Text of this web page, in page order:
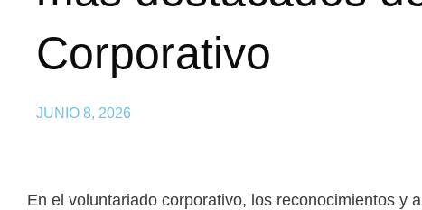
Corporativo
JUNIO 8, 2026
En el voluntariado corporativo, los reconocimientos y